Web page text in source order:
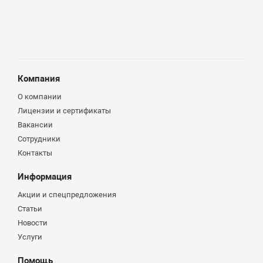
Компания
О компании
Лицензии и сертификаты
Вакансии
Сотрудники
Контакты
Информация
Акции и спецпредложения
Статьи
Новости
Услуги
Помощь